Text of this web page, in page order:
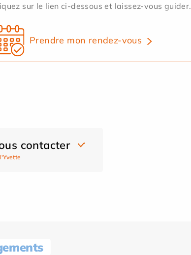
sur le lien ci-dessous et laissez-vous guider.
Prendre mon rendez-vous
contacter